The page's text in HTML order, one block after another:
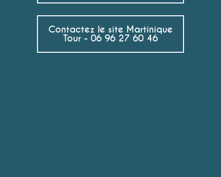
Contactez le site Martinique
Tour - 06 96 27 60 46